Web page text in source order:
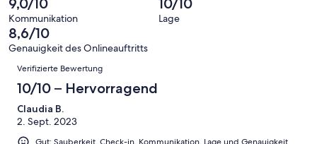
Hervorragend
8
-
Gut
von
6
-
Okay
eine
Bewertung
von
4
haben
eine
Bewertung
von
9,0/10
Kommunikation
10/10
Lage
8,6/10
Genauigkeit des Onlineauftritts
Bewertungen
Verifizierte Bewertung
10/10 – Hervorragend
Claudia B.
2. Sept. 2023